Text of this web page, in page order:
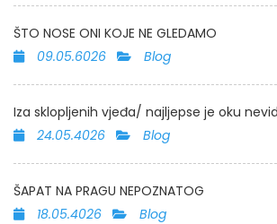
ŠTO NOSE ONI KOJE NE GLEDAMO
09.05.6026
Blog
Iza sklopljenih vjeđa/ najljepse je oku
24.05.4026
Blog
ŠAPAT NA PRAGU NEPOZNATOG
18.05.4026
Blog